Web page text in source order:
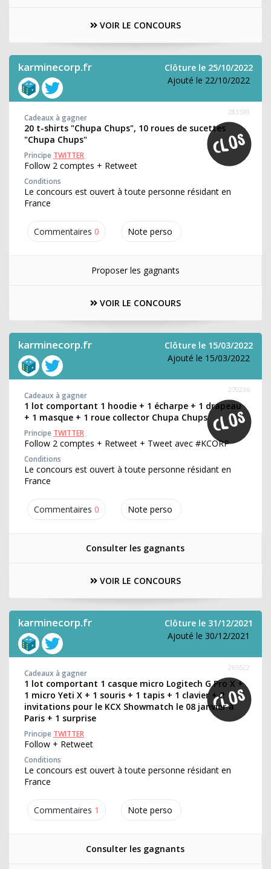
VOIR LE CONCOURS
karminecorp.fr
Clôture le 25/10/2022
Ajouté le 22/10/2022
Commentaires 0 Note perso
283599
Cadeaux à gagner
20 t-shirts "Chupa Chups", 10 roues de sucettes
"Chupa Chups"
Principe TWITTER
Follow 2 comptes + Retweet
Conditions
Le concours est ouvert à toute personne résidant en
France
Proposer les gagnants
VOIR LE CONCOURS
karminecorp.fr
Clôture le 15/03/2022
Ajouté le 15/03/2022
Commentaires 0 Note perso
270236
Cadeaux à gagner
1 lot comportant 1 hoodie + 1 écharpe + 1 drapeau
+ 1 masque + 1 roue collector Chupa Chups
Principe TWITTER
Follow 2 comptes + Retweet + Tweet avec #KCORP
Conditions
Le concours est ouvert à toute personne résidant en
France
Consulter les gagnants
VOIR LE CONCOURS
karminecorp.fr
Clôture le 31/12/2021
Ajouté le 30/12/2021
Commentaires 1 Note perso
265522
Cadeaux à gagner
1 lot comportant 1 casque micro Logitech G Pro X +
1 micro Yeti X + 1 souris + 1 tapis + 1 clavier + 2
invitations pour le KCX Showmatch le 08 janvier à
Paris + 1 surprise
Principe TWITTER
Follow + Retweet
Conditions
Le concours est ouvert à toute personne résidant en
France
Consulter les gagnants